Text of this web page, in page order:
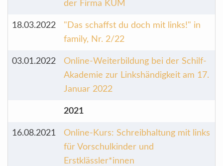
der Firma KUM
18.03.2022
"Das schaffst du doch mit links!" in
family, Nr. 2/22
03.01.2022
Online-Weiterbildung bei der Schilf-
Akademie zur Linkshändigkeit am 17.
Januar 2022
2021
16.08.2021
Online-Kurs: Schreibhaltung mit links
für Vorschulkinder und
Erstklässler*innen